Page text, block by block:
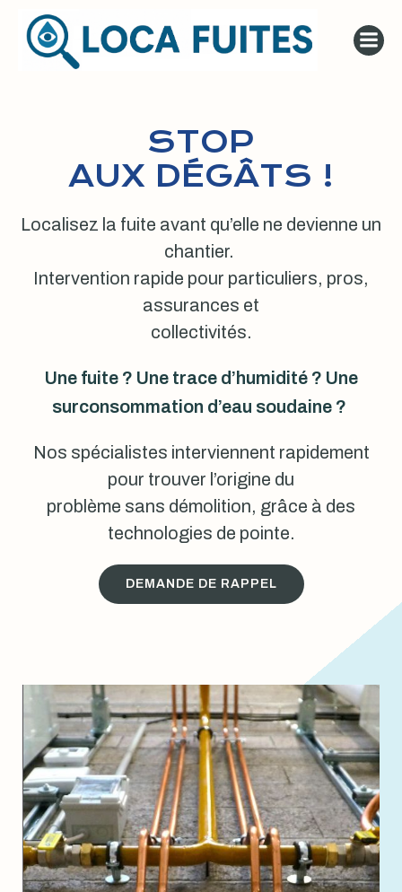
au
contenu
STOP
AUX DÉGÂTS !
Localisez la fuite avant qu’elle ne devienne un
chantier.
Intervention rapide pour particuliers, pros,
assurances et
collectivités.
Une fuite ? Une trace d’humidité ? Une
surconsommation d’eau soudaine ?
Nos spécialistes interviennent rapidement
pour trouver l’origine du
problème sans démolition, grâce à des
technologies de pointe.
DEMANDE DE RAPPEL